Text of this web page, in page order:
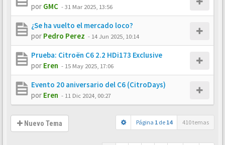
por GMC -31 Mar 2025, 13:56
¿Se ha vuelto el mercado loco?
por Pedro Perez - 14 Jun 2025, 10:14
Prueba: Citroën C6 2.2 HDi173 Exclusive
por Eren - 15 May 2025, 17:06
Evento 20 aniversario del C6 (CitroDays)
por Eren - 11 Dic 2024, 00:27
Nuevo Tema Página 1 de 14 410 temas